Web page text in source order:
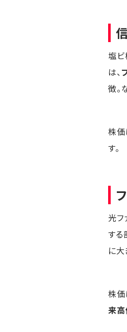
塩
は、
徴。
株
す。
光フ
する
に大
株
来